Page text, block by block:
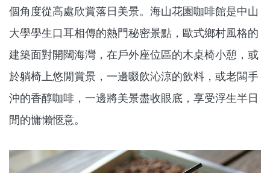
個角度從高處欣賞落日美景。海山花園咖啡館是中山
大學學生口耳相傳的熱門秘密景點，歐式鄉村風格的
建築面對開闊海灣，在戶外座位區的木桌椅小憩，或
於躺椅上悠閒賞景，一邊啜飲沁涼的飲料，或老闆手
沖的香醇咖啡，一邊將美景盡收眼底，享受浮生半日
閒的慵懶愜意。